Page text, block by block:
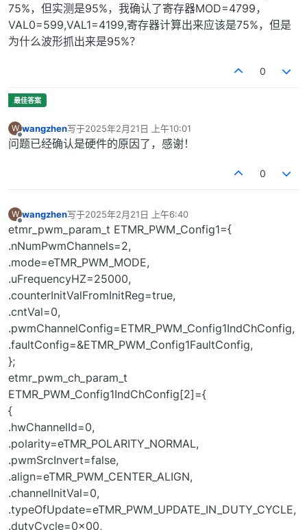
75%，但实测是95%，我确认了寄存器MOD=4799，
VAL0=599,VAL1=4199,寄存器计算出来应该是75%，但是
为什么波形抓出来是95%？
0
W
离线
wangzhen写于2025年2月21日 上午10:01
最后由 编辑
问题已经确认是硬件的原因了，感谢！
0
W
离线
wangzhen写于2025年2月21日 上午6:40
最后由 编辑
etmr_pwm_param_t ETMR_PWM_Config1={
.nNumPwmChannels=2,
.mode=eTMR_PWM_MODE,
.uFrequencyHZ=25000,
.counterInitValFromInitReg=true,
.cntVal=0,
.pwmChannelConfig=ETMR_PWM_Config1IndChConfig,
.faultConfig=&ETMR_PWM_Config1FaultConfig,
};
etmr_pwm_ch_param_t
ETMR_PWM_Config1IndChConfig[2]={
{
.hwChannelId=0,
.polarity=eTMR_POLARITY_NORMAL,
.pwmSrcInvert=false,
.align=eTMR_PWM_CENTER_ALIGN,
.channelInitVal=0,
.typeOfUpdate=eTMR_PWM_UPDATE_IN_DUTY_CYCLE,
.dutyCycle=0x00,